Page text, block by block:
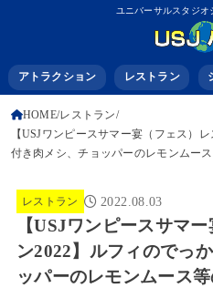
ユニバーサルスタジ
アトラクション レストラン
HOME レストラン
【USJワンピースサマー宴（フェス）
付き肉メシ、チョッパーのレモンムー
レストラン 2022.08.03
【USJワンピースサマ
ン2022】ルフィのでっ
ッパーのレモンムース